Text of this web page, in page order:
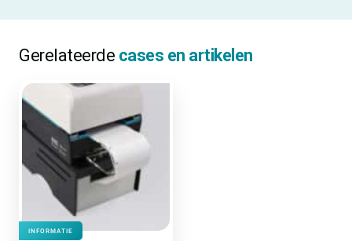
Gerelateerde cases en artikelen
INFORMATIE